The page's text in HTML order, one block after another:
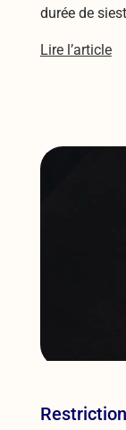
durée de
Lire l’article